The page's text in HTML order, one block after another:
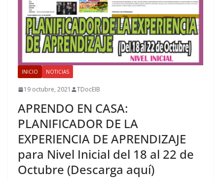
INICIO NOTICIAS
19 octubre, 2021 TDocEIB
APRENDO EN CASA:
PLANIFICADOR DE LA
EXPERIENCIA DE APRENDIZAJE
para Nivel Inicial del 18 al 22 de
Octubre (Descarga aquí)